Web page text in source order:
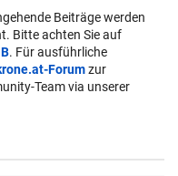
Beiträge werden
Bitte achten Sie auf
. Für ausführliche
Forumzur
Team via unserer